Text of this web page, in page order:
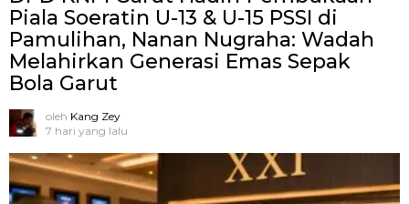
Piala Soeratin U-13 & U-15 PSSI di
Pamulihan, Nanan Nugraha: Wadah
Melahirkan Generasi Emas Sepak
Bola Garut
oleh Kang Zey
7 hari yang lalu